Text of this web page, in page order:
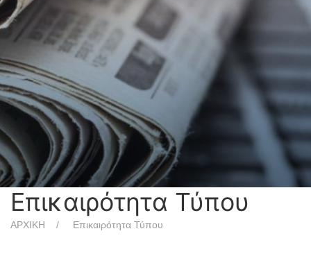
Επικαιρότητα Τύπου
ΑΡΧΙΚΗ Επικαιρότητα Τύπου